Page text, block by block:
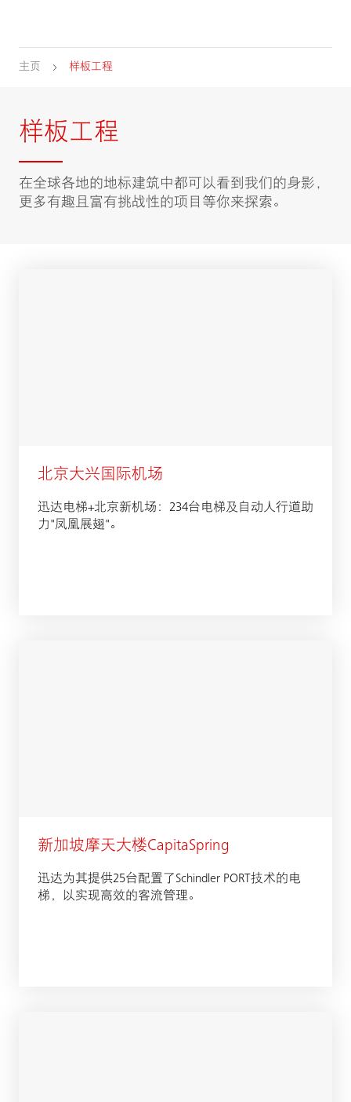
主页 样板工程
样板工程
在全球各地的地标建筑中都可以看到我们的身影，
更多有趣且富有挑战性的项目等你来探索。
北京大兴国际机场
迅达电梯+北京新机场：234台电梯及自动人行道助
力"凤凰展翅"。
新加坡摩天大楼CapitaSpring
迅达为其提供25台配置了Schindler PORT技术的电
梯，以实现高效的客流管理。